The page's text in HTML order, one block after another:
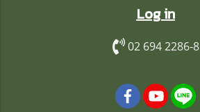
Log in
02 694 2286-8